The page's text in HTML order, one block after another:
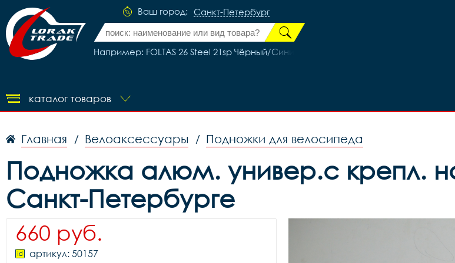
Ваш город: Санкт-Петербург
Например: FOLTAS 26 Steel 21sp Чёрный/Синий
каталог товаров
Главная / Велоаксессуары / Подножки для велосипеда
Подножка алюм. универ.с крепл.
Санкт-Петербурге
660 руб.
артикул: 50157